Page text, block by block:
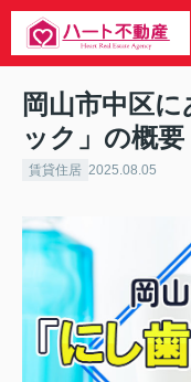
岡山市中区
ック」の概
賃貸住居 2025.08.05